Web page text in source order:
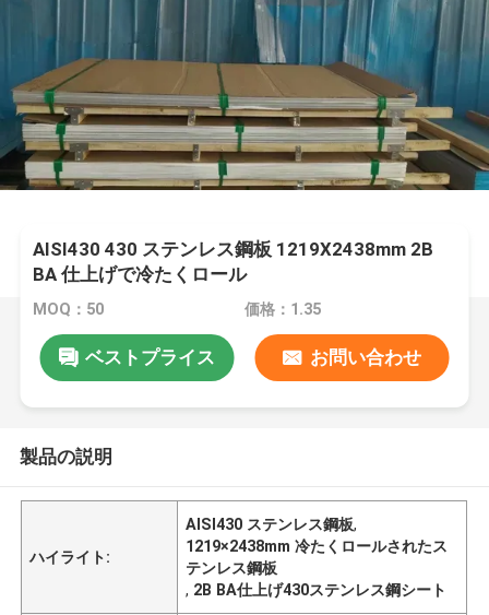
AISI430 430 ステンレス鋼板 1219X2438mm 2B
BA 仕上げで冷たくロール
MOQ：50 価格：1.35
ベストプライス お問い合わせ
製品の説明
ハイライト:
AISI430 ステンレス鋼板,
1219×2438mm 冷たくロールされたス
テンレス鋼板
, 2B BA仕上げ430ステンレス鋼シート